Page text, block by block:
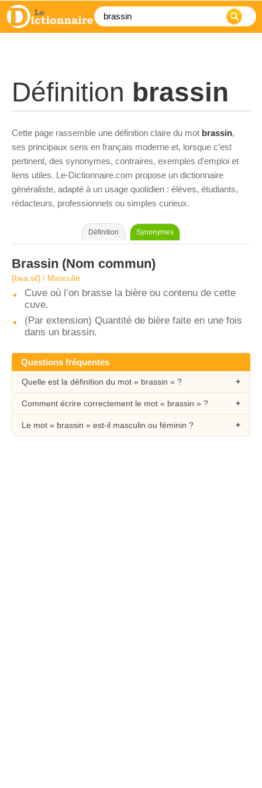
Définition brassin
Cette page rassemble une définition claire du mot brassin,
ses principaux sens en français moderne et, lorsque c’est
pertinent, des synonymes, contraires, exemples d’emploi et
liens utiles. Le-Dictionnaire.com propose un dictionnaire
généraliste, adapté à un usage quotidien : élèves, étudiants,
rédacteurs, professionnels ou simples curieux.
Définition Synonymes
Brassin (Nom commun)
[bʁa.sɛ̃] / Masculin
Cuve où l’on brasse la bière ou contenu de cette
cuve.
(Par extension) Quantité de bière faite en une fois
dans un brassin.
Questions fréquentes
Quelle est la définition du mot « brassin » ?
Comment écrire correctement le mot « brassin » ?
Le mot « brassin » est-il masculin ou féminin ?